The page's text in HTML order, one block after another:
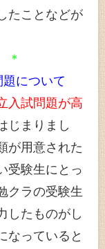
たことなどが
＊
について
入試問題が高
じまりまし
が用意された
受験生にとっ
クラの受験生
したものがし
なっていると